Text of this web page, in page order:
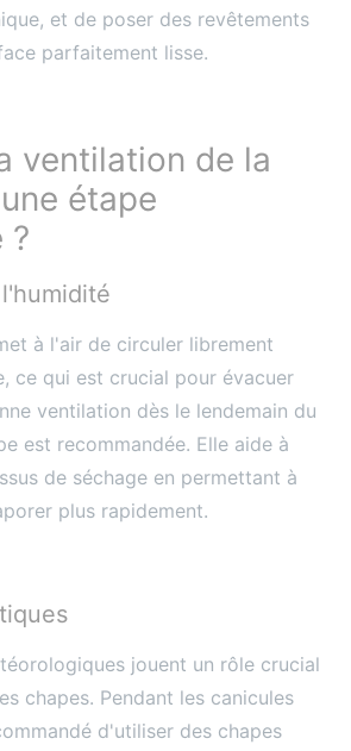
et de poser des revêtements
parfaitement lisse.
ventilation de la
étape
?
à l'air de circuler librement
ce qui est crucial pour évacuer
ventilation dès le lendemain du
est recommandée. Elle aide à
de séchage en permettant à
plus rapidement.
jouent un rôle crucial
chapes. Pendant les canicules
d'utiliser des chapes